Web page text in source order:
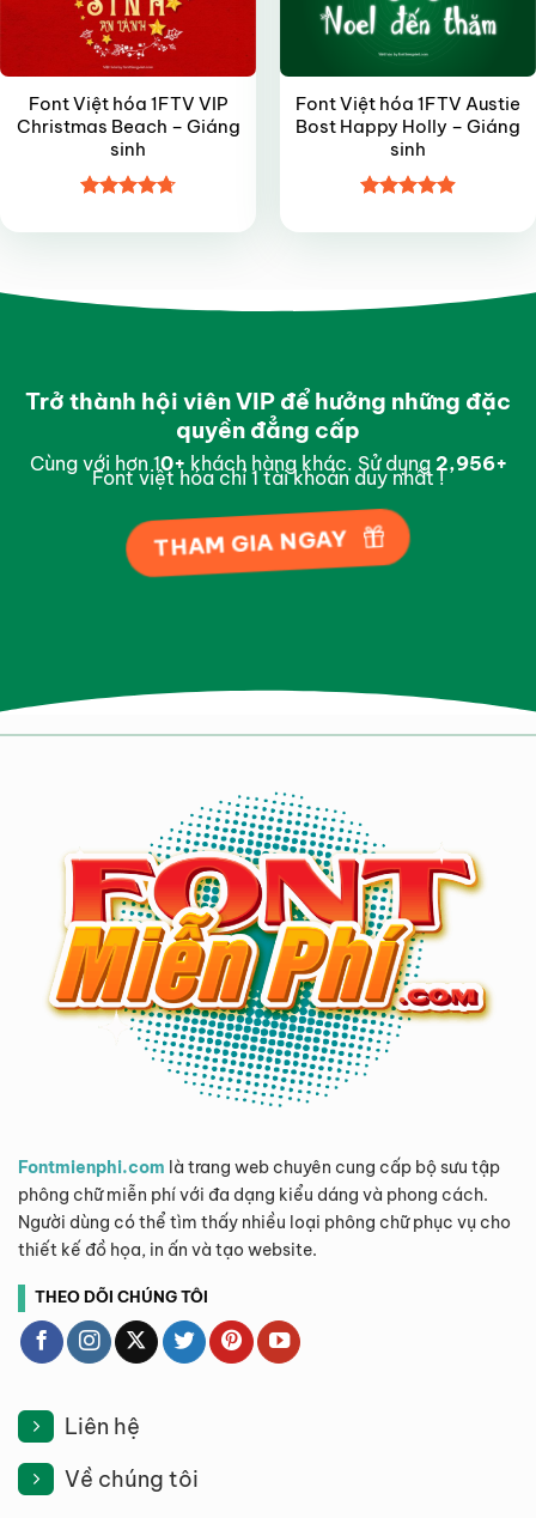
Font Việt hóa 1FTV VIP
Christmas Beach – Giáng
sinh
hạng4.75
Font Việt hóa 1FTV Austie
Bost Happy Holly – Giáng
sinh
hạng4.95
Trở thành hội viên VIP để hưởng những đặc
quyền đẳng cấp
Cùng với hơn 10+ khách hàng khác. Sử dụng 2,997+
Font việt hóa chỉ 1 tài khoản duy nhất !
THAM GIA NGAY
Fontmienphi.com là trang web chuyên cung cấp bộ sưu tập
phông chữ miễn phí với đa dạng kiểu dáng và phong cách.
Người dùng có thể tìm thấy nhiều loại phông chữ phục vụ cho
thiết kế đồ họa, in ấn và tạo website.
THEO DÕI CHÚNG TÔI
Liên hệ
Về chúng tôi